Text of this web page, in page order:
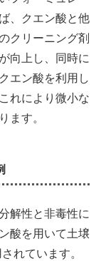
、クエン酸と他
クリーニング剤
向上し、同時に
エン酸を利用し
れにより微小な
ます。
解性と非毒性に
酸を用いて土壌
れています。